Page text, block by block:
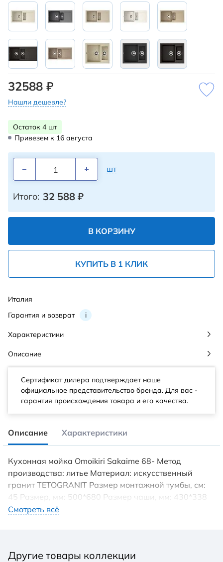
32588 ₽
Нашли дешевле?
Остаток 4 шт
Привезем к 16 августа
шт
Итого: 32 588 ₽
В КОРЗИНУ
КУПИТЬ В 1 КЛИК
Гарантия и возврат i
Италия
Характеристики
Описание
Сертификат дилера подтверждает наше
официальное представительство бренда. Для вас -
гарантия происхождения товара и его качества.
Описание Характеристики
Кухонная мойка Omoikiri Sakaime 68- Метод
производства: литье Материал: искусственный
гранит TETOGRANIT Размер монтажной тумбы, см:
45 Размер, мм: 500*680 Размер чаши, мм: 430*338
Глубина чаши, мм: 230 Масса, кг: 9,38 Толщина
TETOGRANIT имеет превосходную
Смотреть всё
Другие товары коллекции